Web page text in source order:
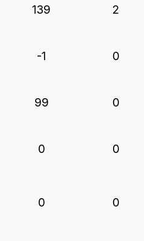
139 2
-1 0
99 0
0 0
0 0